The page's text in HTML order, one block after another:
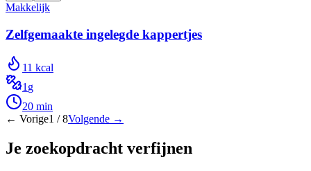
Makkelijk
Zelfgemaakte ingelegde kappertjes
11 kcal
1 g
20 min
← Vorige1 /8Volgende →
Je zoekopdracht verfijnen